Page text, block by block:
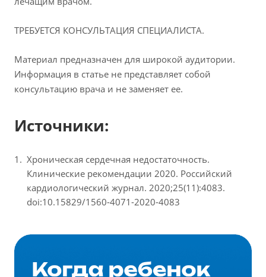
ТРЕБУЕТСЯ КОНСУЛЬТАЦИЯ СПЕЦИАЛИСТА.
Материал предназначен для широкой аудитории.
Информация в статье не представляет собой
консультацию врача и не заменяет ее.
Источники:
Хроническая сердечная недостаточность.
Клинические рекомендации 2020. Российский
кардиологический журнал. 2020;25(11):4083.
doi:10.15829/1560-4071-2020-4083